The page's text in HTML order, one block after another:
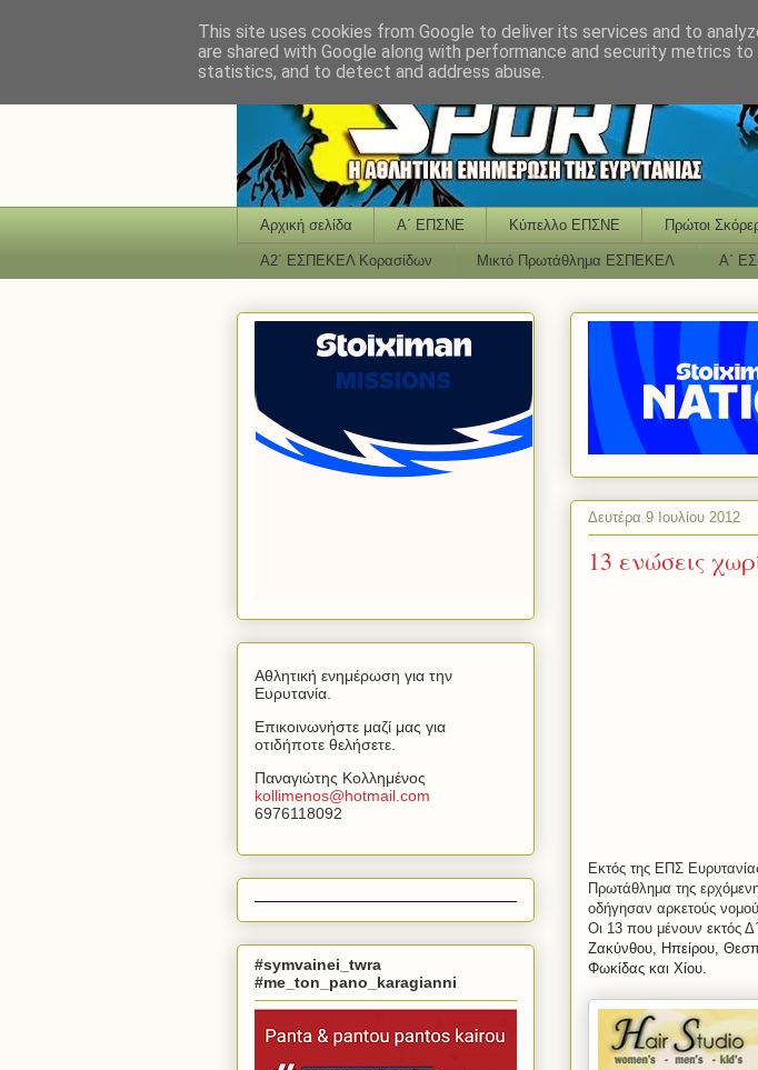
Αρχική σελίδα Α΄ ΕΠΣΝΕ Κύπελλο ΕΠΣΝΕ Πρώτοι
Α2΄ ΕΣΠΕΚΕΛ Κορασίδων Μικτό Πρωτάθλημα ΕΣΠΕΚΕΛ Α΄
Δευτέρα 9 Ιουλίου 2012
13 ενώσεις
Εκτός της ΕΠΣ
Πρωτάθλημα της
οδήγησαν αρκετούς
Οι 13 που μένουν εκτός
Ζακύνθου, Ηπείρου,
Φωκίδας και Χίου.
Αθλητική ενημέρωση για την
Ευρυτανία.
Επικοινωνήστε μαζί μας για
οτιδήποτε θελήσετε.
Παναγιώτης Κολλημένος
kollimenos@hotmail com
6976118092
#symvainei_twra
#me_ton_pano_karagianni
This site uses cookies from Google to deliver its services and to
are shared with Google along with performance and security metrics
statistics, and to detect and address abuse.